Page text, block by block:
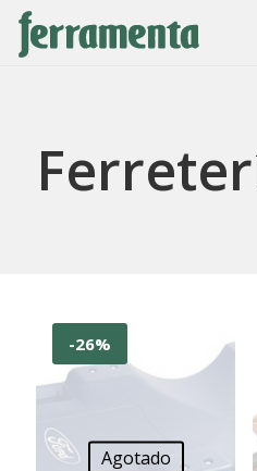
-26%
Agotado